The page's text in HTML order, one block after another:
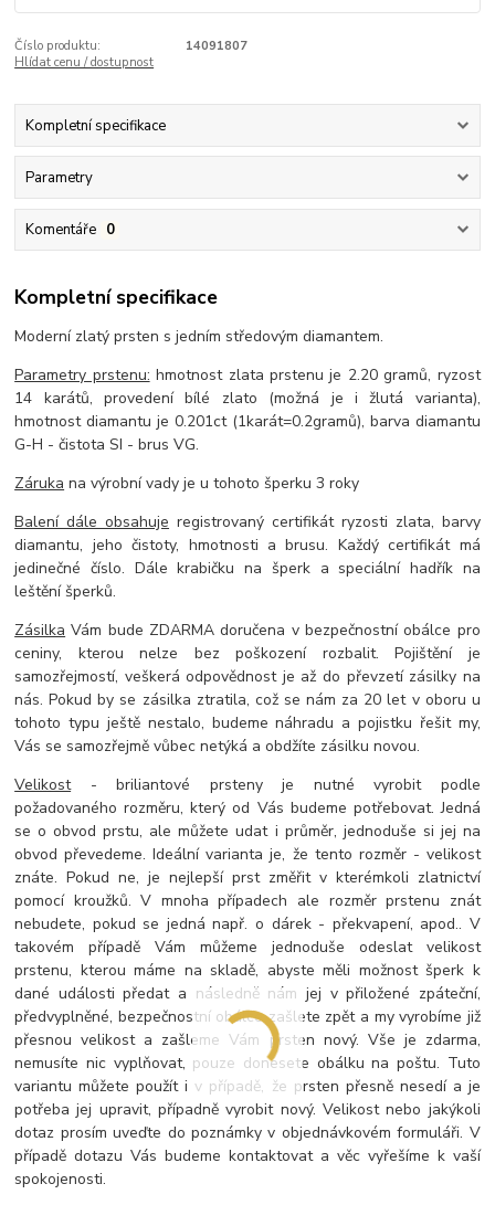
Číslo produktu:
14091807
Hlídat cenu / dostupnost
Kompletní specifikace
Parametry
Komentáře 0
Kompletní specifikace
Moderní zlatý prsten s jedním středovým diamantem.
Parametry prstenu: hmotnost zlata prstenu je 2.20 gramů, ryzost
14 karátů, provedení bílé zlato (možná je i žlutá varianta),
hmotnost diamantu je 0.201ct (1karát=0.2gramů), barva diamantu
G-H - čistota SI - brus VG.
Záruka na výrobní vady je u tohoto šperku 3 roky
Balení dále obsahuje registrovaný certifikát ryzosti zlata, barvy
diamantu, jeho čistoty, hmotnosti a brusu. Každý certifikát má
jedinečné číslo. Dále krabičku na šperk a speciální hadřík na
leštění šperků.
Zásilka Vám bude ZDARMA doručena v bezpečnostní obálce pro
ceniny, kterou nelze bez poškození rozbalit. Pojištění je
samozřejmostí, veškerá odpovědnost je až do převzetí zásilky na
nás. Pokud by se zásilka ztratila, což se nám za 20 let v oboru u
tohoto typu ještě nestalo, budeme náhradu a pojistku řešit my,
Vás se samozřejmě vůbec netýká a obdžíte zásilku novou.
Velikost- briliantové prsteny je nutné vyrobit podle
požadovaného rozměru, který od Vás budeme potřebovat. Jedná
se o obvod prstu, ale můžete udat i průměr, jednoduše si jej na
obvod převedeme. Ideální varianta je, že tento rozměr - velikost
znáte. Pokud ne, je nejlepší prst změřit v kterémkoli zlatnictví
pomocí kroužků. V mnoha případech ale rozměr prstenu znát
nebudete, pokud se jedná např. o dárek - překvapení, apod.. V
takovém případě Vám můžeme jednoduše odeslat velikost
prstenu, kterou máme na skladě, abyste měli možnost šperk k
dané události předat a následně nám jej v přiložené zpáteční,
předvyplněné, bezpečnostní obálce zašlete zpět a my vyrobíme již
přesnou velikost a zašleme Vám prsten nový. Vše je zdarma,
nemusíte nic vyplňovat, pouze donesete obálku na poštu. Tuto
variantu můžete použít i v případě, že prsten přesně nesedí a je
potřeba jej upravit, případně vyrobit nový. Velikost nebo jakýkoli
dotaz prosím uveďte do poznámky v objednávkovém formuláři. V
případě dotazu Vás budeme kontaktovat a věc vyřešíme k vaší
spokojenosti.